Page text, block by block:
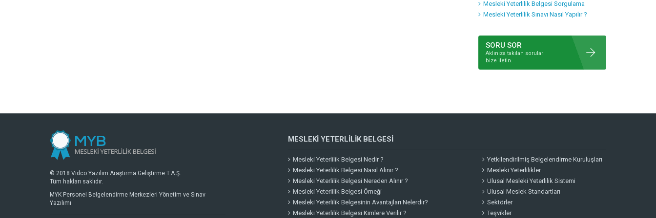
Mesleki Yeterlilik Belgesi Sorgulama
Mesleki Yeterlilik Sınavı Nasıl Yapılır ?
SORU SOR
Aklınıza takılan soruları
bize iletin.
© 2018 Vidco Yazılım Araştırma Geliştirme T.A.Ş.
Tüm hakları saklıdır.
MYK Personel Belgelendirme Merkezleri Yönetim ve Sınav
Yazılımı
MESLEKI YETERLILIK BELGESI
Mesleki Yeterlilik Belgesi Nedir ?
Mesleki Yeterlilik Belgesi Nasıl Alınır ?
Mesleki Yeterlilik Belgesi Nereden Alınır ?
Mesleki Yeterlilik Belgesi Örneği
Mesleki Yeterlilik Belgesinin Avantajları Nelerdir?
Mesleki Yeterlilik Belgesi Kimlere Verilir ?
Yetkilendirilmiş Belgelendirme Kuruluşları
Mesleki Yeterlilikler
Ulusal Mesleki Yeterlilik Sistemi
Ulusal Meslek Standartları
Sektörler
Teşvikler